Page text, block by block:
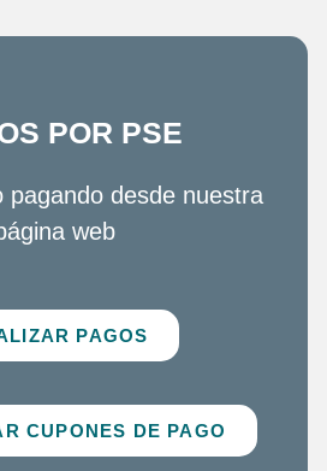
POR PSE
pagando desde nuestra
web
PAGOS
CUPONES DE PAGO